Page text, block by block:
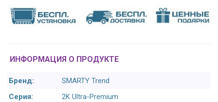
ИНФОРМАЦИЯ О ПРОДУКТЕ
Бренд:
SMARTY Trend
Серия:
2K Ultra-Premium